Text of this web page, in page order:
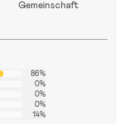
Gemeinschaft
86%
0%
0%
0%
14%